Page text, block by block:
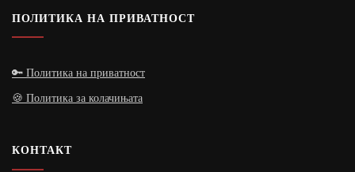
ПОЛИТИКА НА ПРИВАТНОСТ
🔑 Политика на приватност
🍪 Политика за колачињата
КОНТАКТ